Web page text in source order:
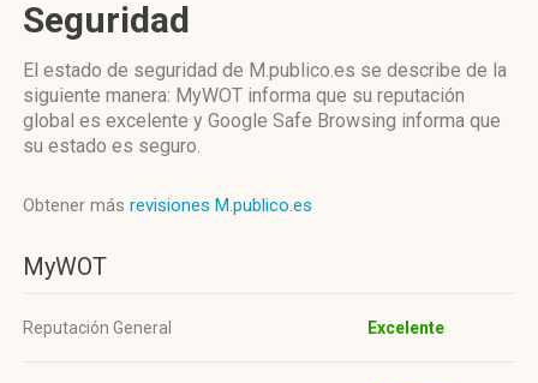
Seguridad
El estado de seguridad de M.publico.es se describe de la
siguiente manera: MyWOT informa que su reputación
global es excelente y Google Safe Browsing informa que
su estado es seguro.
Obtener más revisiones M.publico.es
MyWOT
Reputación General Excelente